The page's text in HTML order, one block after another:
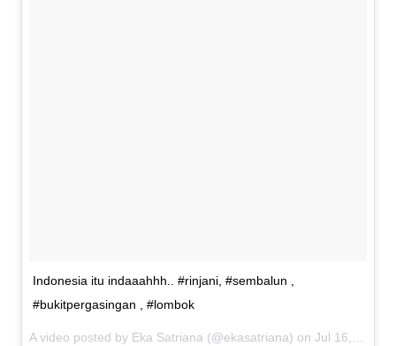
Indonesia itu indaaahhh.. #rinjani, #sembalun ,
#bukitpergasingan , #lombok
A video posted by Eka Satriana (@ekasatriana) on Jul 16, 2016 at 4:18pm PDT